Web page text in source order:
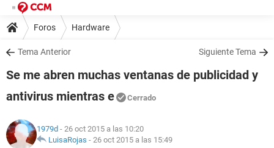
Foros Hardware
Tema Anterior Siguiente Tema
Se me abren muchas ventanas de publicidad y
antivirus mientras e
Cerrado
1979d - 26 oct 2015 a las 10:20
LuisaRojas - 26 oct 2015 a las 15:49